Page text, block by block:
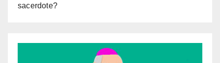
sacerdote?